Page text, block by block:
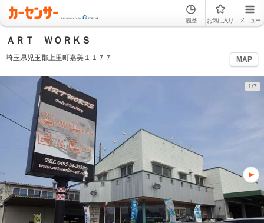
履歴 お気に入り メニュー
ＡＲＴ ＷＯＲＫＳ
埼玉県児玉郡上里町嘉美１１７７ MAP
1/7